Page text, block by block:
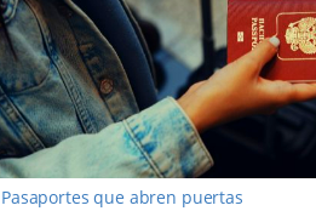
Pasaportes que abren puertas